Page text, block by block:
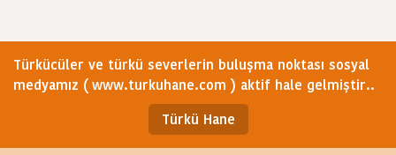
Türkücüler ve türkü severlerin buluşma noktası sosyal
medyamız ( www.turkuhane.com ) aktif hale gelmiştir..
Türkü Hane